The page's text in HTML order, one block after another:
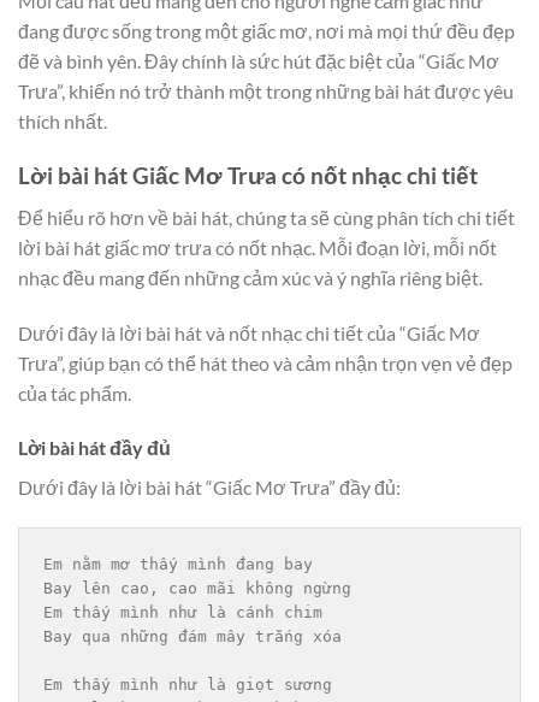
đang được sống trong một giấc mơ, nơi mà mọi thứ đều đẹp
đẽ và bình yên. Đây chính là sức hút đặc biệt của “Giấc Mơ
Trưa”, khiến nó trở thành một trong những bài hát được yêu
thích nhất.
Lời bài hát Giấc Mơ Trưa có nốt nhạc chi tiết
Để hiểu rõ hơn về bài hát, chúng ta sẽ cùng phân tích chi tiết
lời bài hát giấc mơ trưa có nốt nhạc. Mỗi đoạn lời, mỗi nốt
nhạc đều mang đến những cảm xúc và ý nghĩa riêng biệt.
Dưới đây là lời bài hát và nốt nhạc chi tiết của “Giấc Mơ
Trưa”, giúp bạn có thể hát theo và cảm nhận trọn vẹn vẻ đẹp
của tác phẩm.
Lời bài hát đầy đủ
Dưới đây là lời bài hát “Giấc Mơ Trưa” đầy đủ:
Em nằm mơ thấy mình đang bay
Bay lên cao, cao mãi không ngừng
Em thấy mình như là cánh chim
Bay qua những đám mây trắng xóa
Em thấy mình như là giọt sương